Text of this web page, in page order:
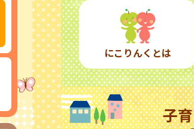
にこりんくとは
子